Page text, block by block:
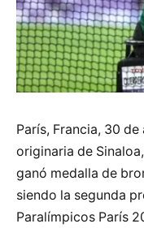
París, Francia, 30
originaria de
ganó medalla de
siendo la segunda
Paralímpicos París